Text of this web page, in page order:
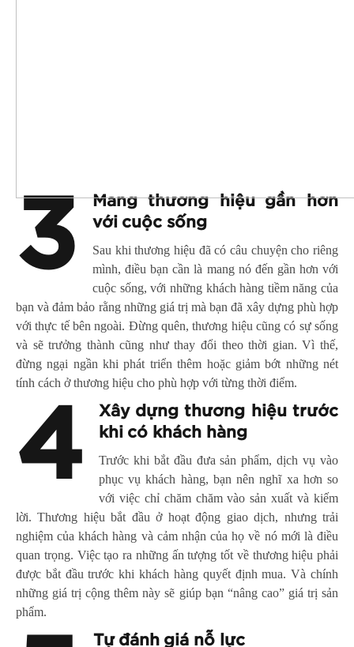
3
Mang thương hiệu gần hơn
với cuộc sống
Sau khi thương hiệu đã có câu chuyện cho riêng
mình, điều bạn cần là mang nó đến gần hơn với
cuộc sống, với những khách hàng tiềm năng của
bạn và đảm bảo rằng những giá trị mà bạn đã xây dựng phù hợp
với thực tế bên ngoài. Đừng quên, thương hiệu cũng có sự sống
và sẽ trưởng thành cũng như thay đổi theo thời gian. Vì thế,
đừng ngại ngần khi phát triển thêm hoặc giảm bớt những nét
tính cách ở thương hiệu cho phù hợp với từng thời điểm.
4
Xây dựng thương hiệu trước
khi có khách hàng
Trước khi bắt đầu đưa sản phẩm, dịch vụ vào
phục vụ khách hàng, bạn nên nghĩ xa hơn so
với việc chỉ chăm chăm vào sản xuất và kiếm
lời. Thương hiệu bắt đầu ở hoạt động giao dịch, nhưng trải
nghiệm của khách hàng và cảm nhận của họ về nó mới là điều
quan trọng. Việc tạo ra những ấn tượng tốt về thương hiệu phải
được bắt đầu trước khi khách hàng quyết định mua. Và chính
những giá trị cộng thêm này sẽ giúp bạn “nâng cao” giá trị sản
phẩm.
Tự đánh giá nỗ lực